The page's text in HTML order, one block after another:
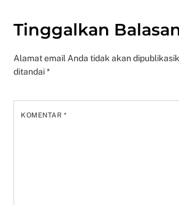
Tinggalkan
Alamat email Anda tidak akan
ditandai*
KOMENTAR*